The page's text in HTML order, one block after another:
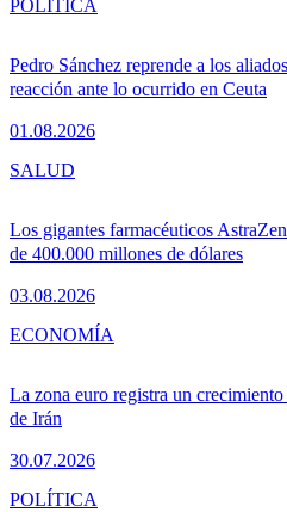
Pedro Sánchez reprende a los
reacción ante lo ocurrido en Ceuta
01.08.2026
POLÍTICA
Los gigantes farmacéuticos
de 400.000 millones de dólares
03.08.2026
SALUD
La zona euro registra un
de Irán
30.07.2026
ECONOMÍA
POLÍTICA